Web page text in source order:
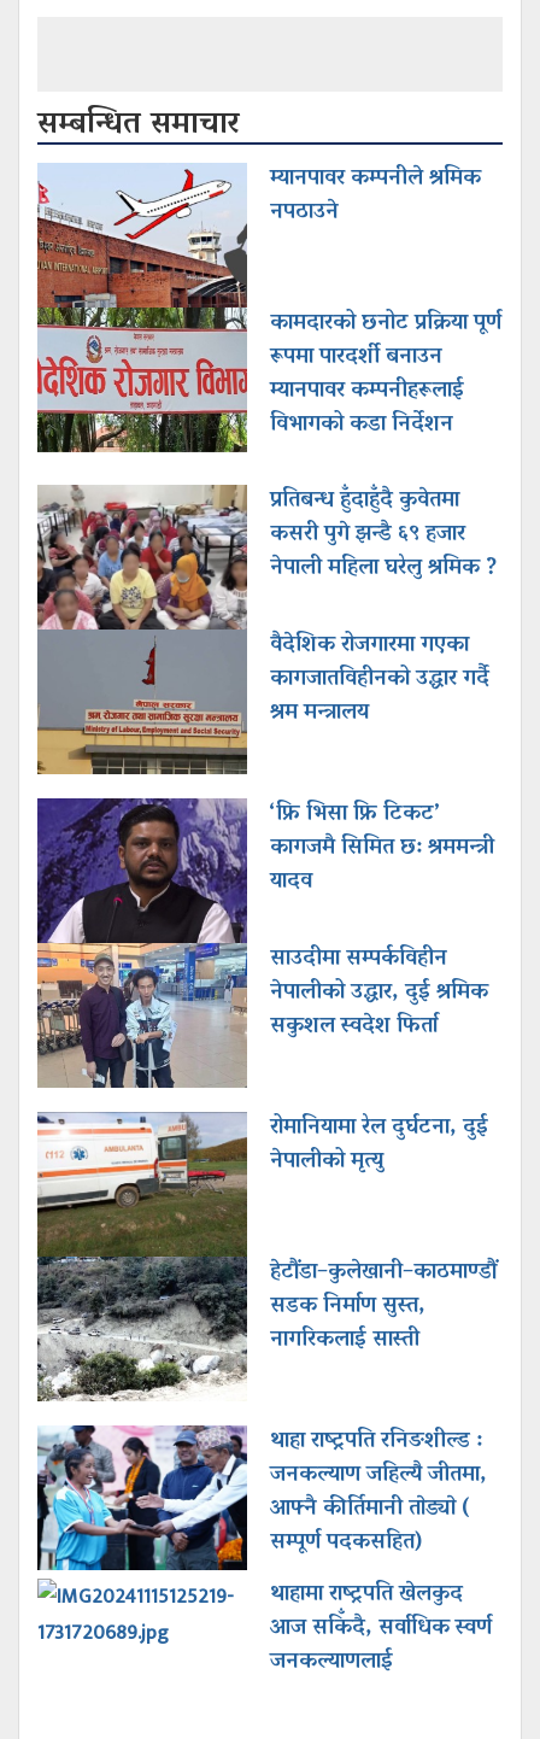
सम्बन्धित समाचार
म्यानपावर कम्पनीले श्रमिक
नपठाउने
कामदारको छनोट प्रक्रिया पूर्ण
रूपमा पारदर्शी बनाउन
म्यानपावर कम्पनीहरूलाई
विभागको कडा निर्देशन
प्रतिबन्ध हुँदाहुँदै कुवेतमा
कसरी पुगे झन्डै ६९ हजार
नेपाली महिला घरेलु श्रमिक ?
वैदेशिक रोजगारमा गएका
कागजातविहीनको उद्धार गर्दै
श्रम मन्त्रालय
‘फ्रि भिसा फ्रि टिकट’
कागजमै सिमित छ: श्रममन्त्री
यादव
साउदीमा सम्पर्कविहीन
नेपालीको उद्धार, दुई श्रमिक
सकुशल स्वदेश फिर्ता
रोमानियामा रेल दुर्घटना, दुई
नेपालीको मृत्यु
हेटौंडा–कुलेखानी–काठमाण्डौं
सडक निर्माण सुस्त,
नागरिकलाई सास्ती
थाहा राष्ट्रपति रनिङशील्ड :
जनकल्याण जहिल्यै जीतमा,
आफ्नै कीर्तिमानी ताेड्याे (
सम्पूर्ण पदकसहित)
थाहामा राष्ट्रपति खेलकुद
आज सकिँदै, सर्वाधिक स्वर्ण
जनकल्याणलाई